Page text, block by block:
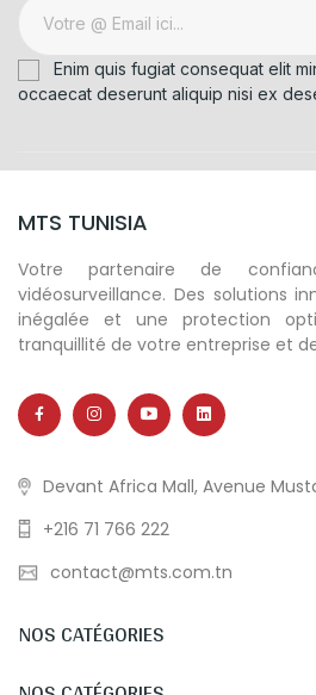
Enim quis fugiat consequat elit
occaecat deserunt aliquip nisi ex
MTS TUNISIA
Votre partenaire de
vidéosurveillance. Des solutions
inégalée et une protection
tranquillité de votre entreprise et
Devant Africa Mall, Avenue
+216 71 766 222
contact@mts.com.tn
NOS CATÉGORIES